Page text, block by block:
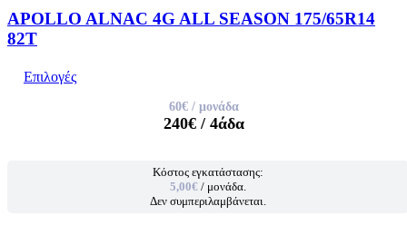
APOLLO ALNAC 4G ALL SEASON 175/65R14
82T
Επιλογές
60€/ μονάδα
240€/ 4άδα
Κόστος εγκατάστασης:
5,00€ / μονάδα.
Δεν συμπεριλαμβάνεται.